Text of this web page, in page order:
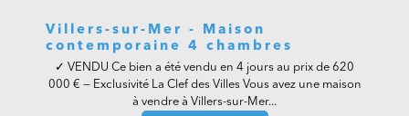
Villers-sur-Mer - Maison
contemporaine 4 chambres
✓ VENDU Ce bien a été vendu en 4 jours au prix de 620
000 € — Exclusivité La Clef des Villes Vous avez une maison
à vendre à Villers-sur-Mer...